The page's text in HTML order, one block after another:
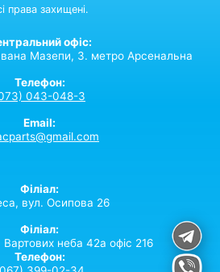
права захищені.
офіс:
Мазепи, 3. метро Арсенальна
Телефон:
043-048-3
Email:
Філіал:
вул. Осипова 26
Філіал:
Вартових неба 42а офіс 216
Телефон: